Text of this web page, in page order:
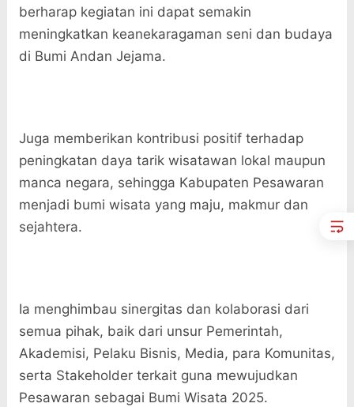
berharap kegiatan ini dapat semakin
meningkatkan keanekaragaman seni dan budaya
di Bumi Andan Jejama.
Juga memberikan kontribusi positif terhadap
peningkatan daya tarik wisatawan lokal maupun
manca negara, sehingga Kabupaten Pesawaran
menjadi bumi wisata yang maju, makmur dan
sejahtera.
Ia menghimbau sinergitas dan kolaborasi dari
semua pihak, baik dari unsur Pemerintah,
Akademisi, Pelaku Bisnis, Media, para Komunitas,
serta Stakeholder terkait guna mewujudkan
Pesawaran sebagai Bumi Wisata 2025.